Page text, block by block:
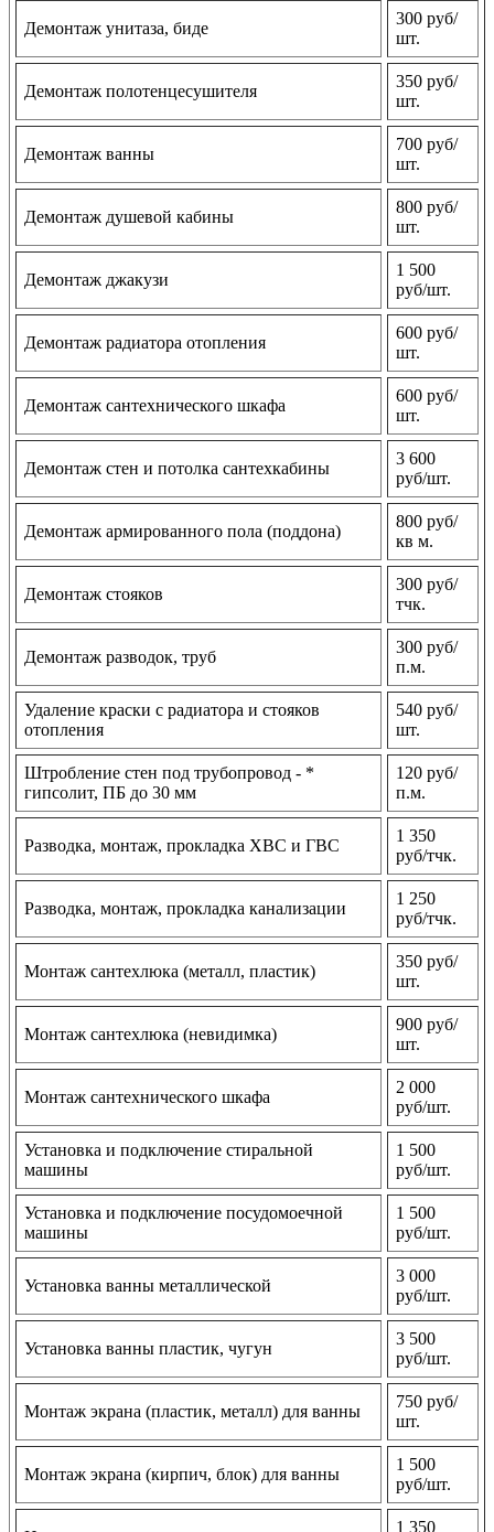
Демонтаж унитаза, биде
300 руб/
шт.
Демонтаж полотенцесушителя
350 руб/
шт.
Демонтаж ванны
700 руб/
шт.
Демонтаж душевой кабины
800 руб/
шт.
Демонтаж джакузи
1 500
руб/шт.
Демонтаж радиатора отопления
600 руб/
шт.
Демонтаж сантехнического шкафа
600 руб/
шт.
Демонтаж стен и потолка сантехкабины
3 600
руб/шт.
Демонтаж армированного пола (поддона)
800 руб/
кв м.
Демонтаж стояков
300 руб/
тчк.
Демонтаж разводок, труб
300 руб/
п.м.
Удаление краски с радиатора и стояков
отопления
540 руб/
шт.
Штробление стен под трубопровод - *
гипсолит, ПБ до 30 мм
120 руб/
п.м.
Разводка, монтаж, прокладка ХВС и ГВС
1 350
руб/тчк.
Разводка, монтаж, прокладка канализации
1 250
руб/тчк.
Монтаж сантехлюка (металл, пластик)
350 руб/
шт.
Монтаж сантехлюка (невидимка)
900 руб/
шт.
Монтаж сантехнического шкафа
2 000
руб/шт.
Установка и подключение стиральной
машины
1 500
руб/шт.
Установка и подключение посудомоечной
машины
1 500
руб/шт.
Установка ванны металлической
3 000
руб/шт.
Установка ванны пластик, чугун
3 500
руб/шт.
Монтаж экрана (пластик, металл) для ванны
750 руб/
шт.
Монтаж экрана (кирпич, блок) для ванны
1 500
руб/шт.
1 350